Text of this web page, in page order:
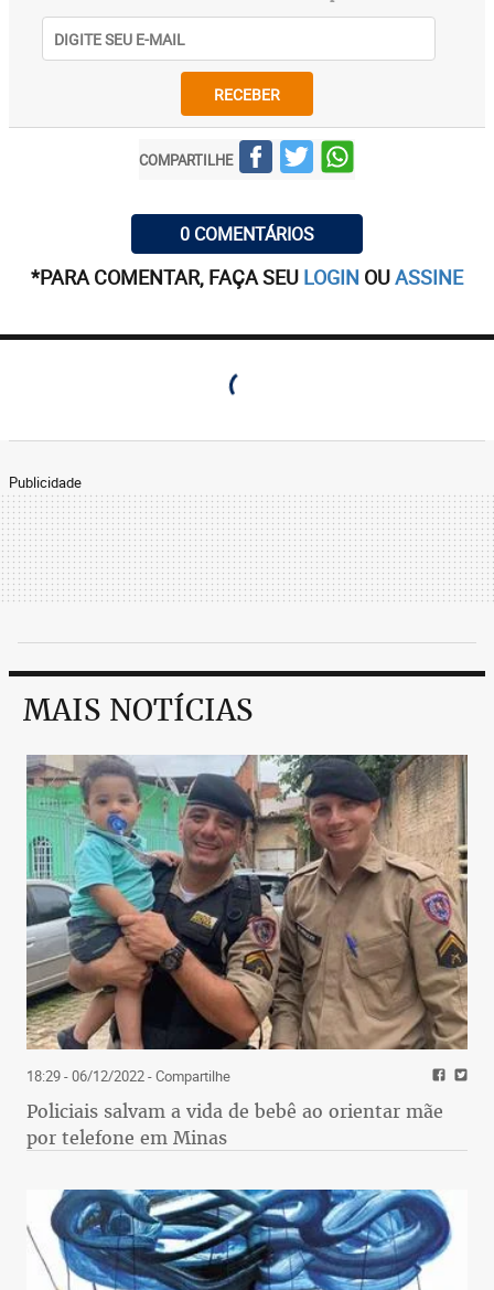
RECEBER
COMPARTILHE
0 COMENTÁRIOS
*PARA COMENTAR, FAÇA SEU LOGIN OUASSINE
Publicidade
MAIS NOTÍCIAS
18:29 - 06/12/2022- Compartilhe
Policiais salvam a vida de bebê ao orientar mãe
por telefone em Minas